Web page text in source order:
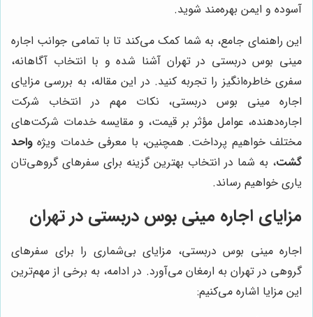
آسوده و ایمن بهره‌مند شوید.
این راهنمای جامع، به شما کمک می‌کند تا با تمامی جوانب اجاره
مینی بوس دربستی در تهران آشنا شده و با انتخاب آگاهانه،
سفری خاطره‌انگیز را تجربه کنید. در این مقاله، به بررسی مزایای
اجاره مینی بوس دربستی، نکات مهم در انتخاب شرکت
اجاره‌دهنده، عوامل مؤثر بر قیمت، و مقایسه خدمات شرکت‌های
مختلف خواهیم پرداخت. همچنین، با معرفی خدمات ویژه واحد
گشت، به شما در انتخاب بهترین گزینه برای سفرهای گروهی‌تان
یاری خواهیم رساند.
مزایای اجاره مینی بوس دربستی در تهران
اجاره مینی بوس دربستی، مزایای بی‌شماری را برای سفرهای
گروهی در تهران به ارمغان می‌آورد. در ادامه، به برخی از مهم‌ترین
این مزایا اشاره می‌کنیم: